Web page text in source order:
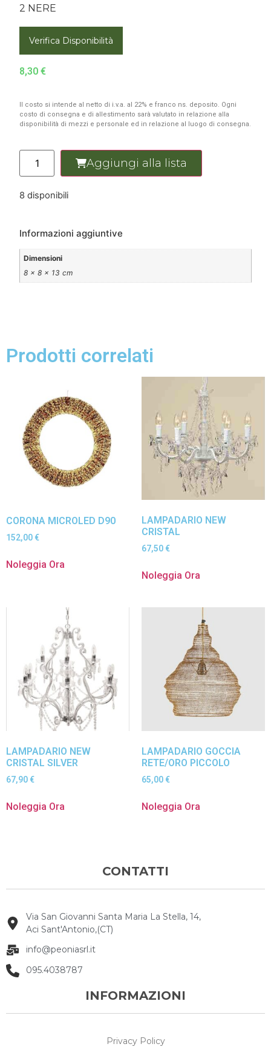
2 NERE
Verifica Disponibilità
8,30 €
Il costo si intende al netto di i.v.a. al 22% e franco ns. deposito. Ogni
costo di consegna e di allestimento sarà valutato in relazione alla
disponibilità di mezzi e personale ed in relazione al luogo di consegna.
Aggiungi alla lista
8 disponibili
Informazioni aggiuntive
Dimensioni
8 × 8 × 13 cm
Prodotti correlati
CORONA MICROLED D90
152,00 €
Noleggia Ora
LAMPADARIO NEW
CRISTAL
67,50 €
Noleggia Ora
LAMPADARIO NEW
CRISTAL SILVER
67,90 €
Noleggia Ora
LAMPADARIO GOCCIA
RETE/ORO PICCOLO
65,00 €
Noleggia Ora
CONTATTI
Via San Giovanni Santa Maria La Stella, 14,
Aci Sant'Antonio,(CT)
info@peoniasrl.it
095.4038787
INFORMAZIONI
Privacy Policy